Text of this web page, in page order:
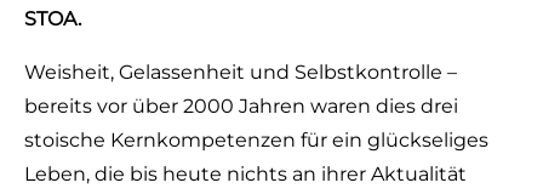
STOA.
Weisheit, Gelassenheit und Selbstkontrolle –
bereits vor über 2000 Jahren waren dies drei
stoische Kernkompetenzen für ein glückseliges
Leben, die bis heute nichts an ihrer Aktualität